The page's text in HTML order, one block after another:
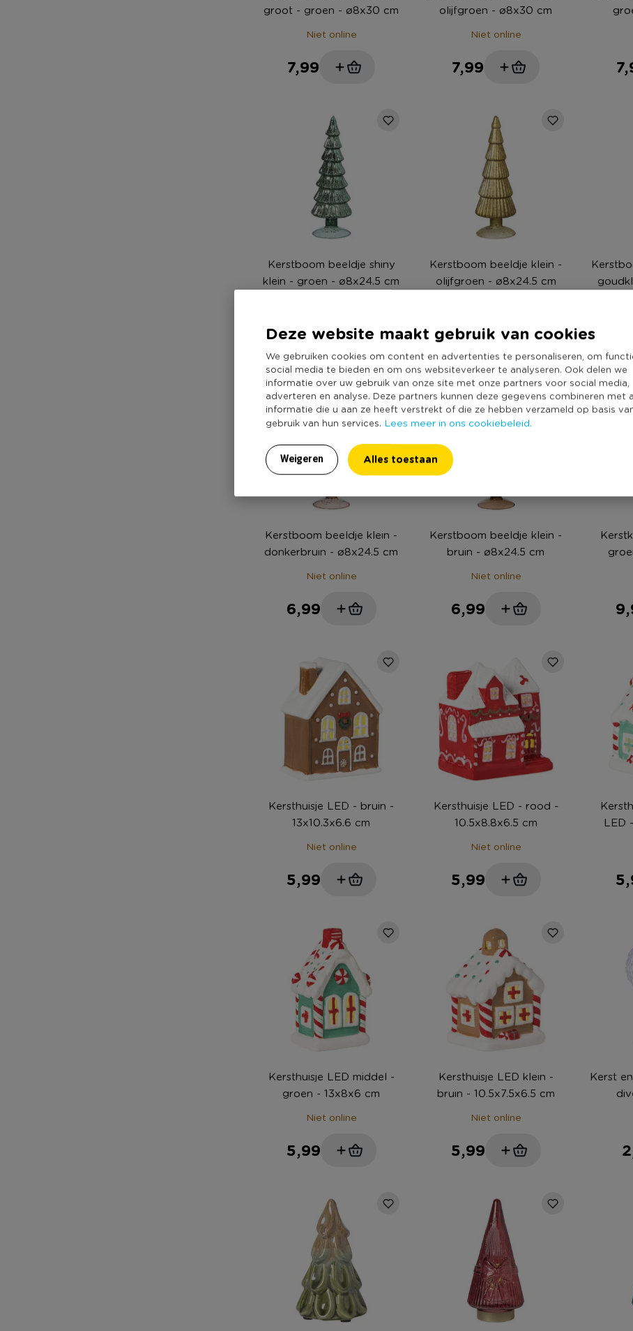
Deze website maakt gebruik van cookies
We gebruiken cookies om content en advertenties te personaliseren, om
social media te bieden en om ons websiteverkeer te analyseren. Ook delen we
informatie over uw gebruik van onze site met onze partners voor social media,
adverteren en analyse. Deze partners kunnen deze gegevens combineren met
informatie die u aan ze heeft verstrekt of die ze hebben verzameld op basis
gebruik van hun services. Lees meer in ons cookiebeleid.
Weigeren Alles toestaan
groot - groen - ø8x30 cm
Niet online
7,99
olijfgroen - ø8x30 cm
Niet online
7,99
Kerstboom beeldje shiny
klein - groen - ø8x24.5 cm
6,99
Kerstboom beeldje klein -
olijfgroen - ø8x24.5 cm
6,99
Kerstboom beeldje klein -
donkerbruin - ø8x24.5 cm
Niet online
6,99
Kerstboom beeldje klein -
bruin - ø8x24.5 cm
Niet online
6,99
Kersthuisje LED - bruin -
13x10.3x6.6 cm
Niet online
5,99
Kersthuisje LED - rood -
10.5x8.8x6.5 cm
Niet online
5,99
LED
Kersthuisje LED middel -
groen - 13x8x6 cm
Niet online
5,99
Kersthuisje LED klein -
bruin - 10.5x7.5x6.5 cm
Niet online
5,99
Kerst